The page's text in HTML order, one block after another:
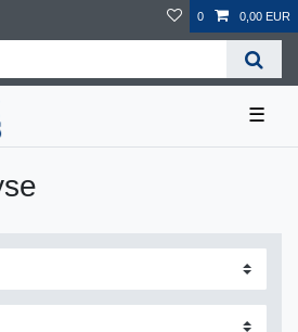
0 0,00 EUR
☰